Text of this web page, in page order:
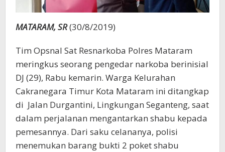
MATARAM, SR(30/8/2019)
Tim Opsnal Sat Resnarkoba Polres Mataram
meringkus seorang pengedar narkoba berinisial
DJ (29), Rabu kemarin. Warga Kelurahan
Cakranegara Timur Kota Mataram ini ditangkap
di Jalan Durgantini, Lingkungan Seganteng, saat
dalam perjalanan mengantarkan shabu kepada
pemesannya. Dari saku celananya, polisi
menemukan barang bukti 2 poket shabu